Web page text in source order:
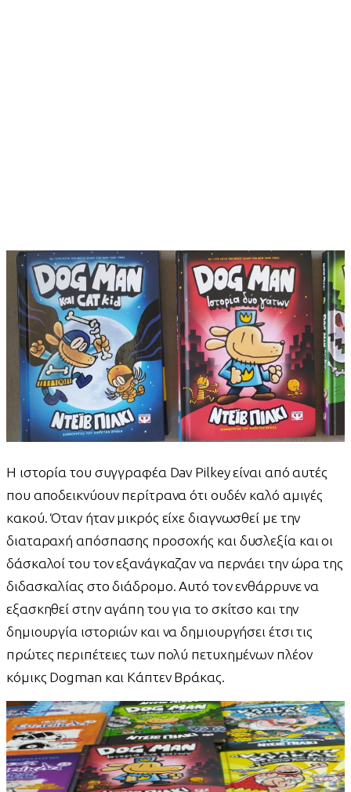
Η ιστορία του συγγραφέα Dav Pilkey είναι από αυτές
που αποδεικνύουν περίτρανα ότι ουδέν καλό αμιγές
κακού. Όταν ήταν μικρός είχε διαγνωσθεί με την
διαταραχή απόσπασης προσοχής και δυσλεξία και οι
δάσκαλοί του τον εξανάγκαζαν να περνάει την ώρα της
διδασκαλίας στο διάδρομο. Αυτό τον ενθάρρυνε να
εξασκηθεί στην αγάπη του για το σκίτσο και την
δημιουργία ιστοριών και να δημιουργήσει έτσι τις
πρώτες περιπέτειες των πολύ πετυχημένων πλέον
κόμικς Dogman και Κάπτεν Βράκας.